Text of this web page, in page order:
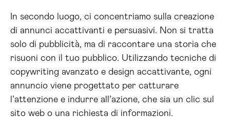
In secondo luogo, ci concentriamo sulla creazione
di annunci accattivanti e persuasivi. Non si tratta
solo di pubblicità, ma di raccontare una storia che
risuoni con il tuo pubblico. Utilizzando tecniche di
copywriting avanzato e design accattivante, ogni
annuncio viene progettato per catturare
l’attenzione e indurre all’azione, che sia un clic sul
sito web o una richiesta di informazioni.